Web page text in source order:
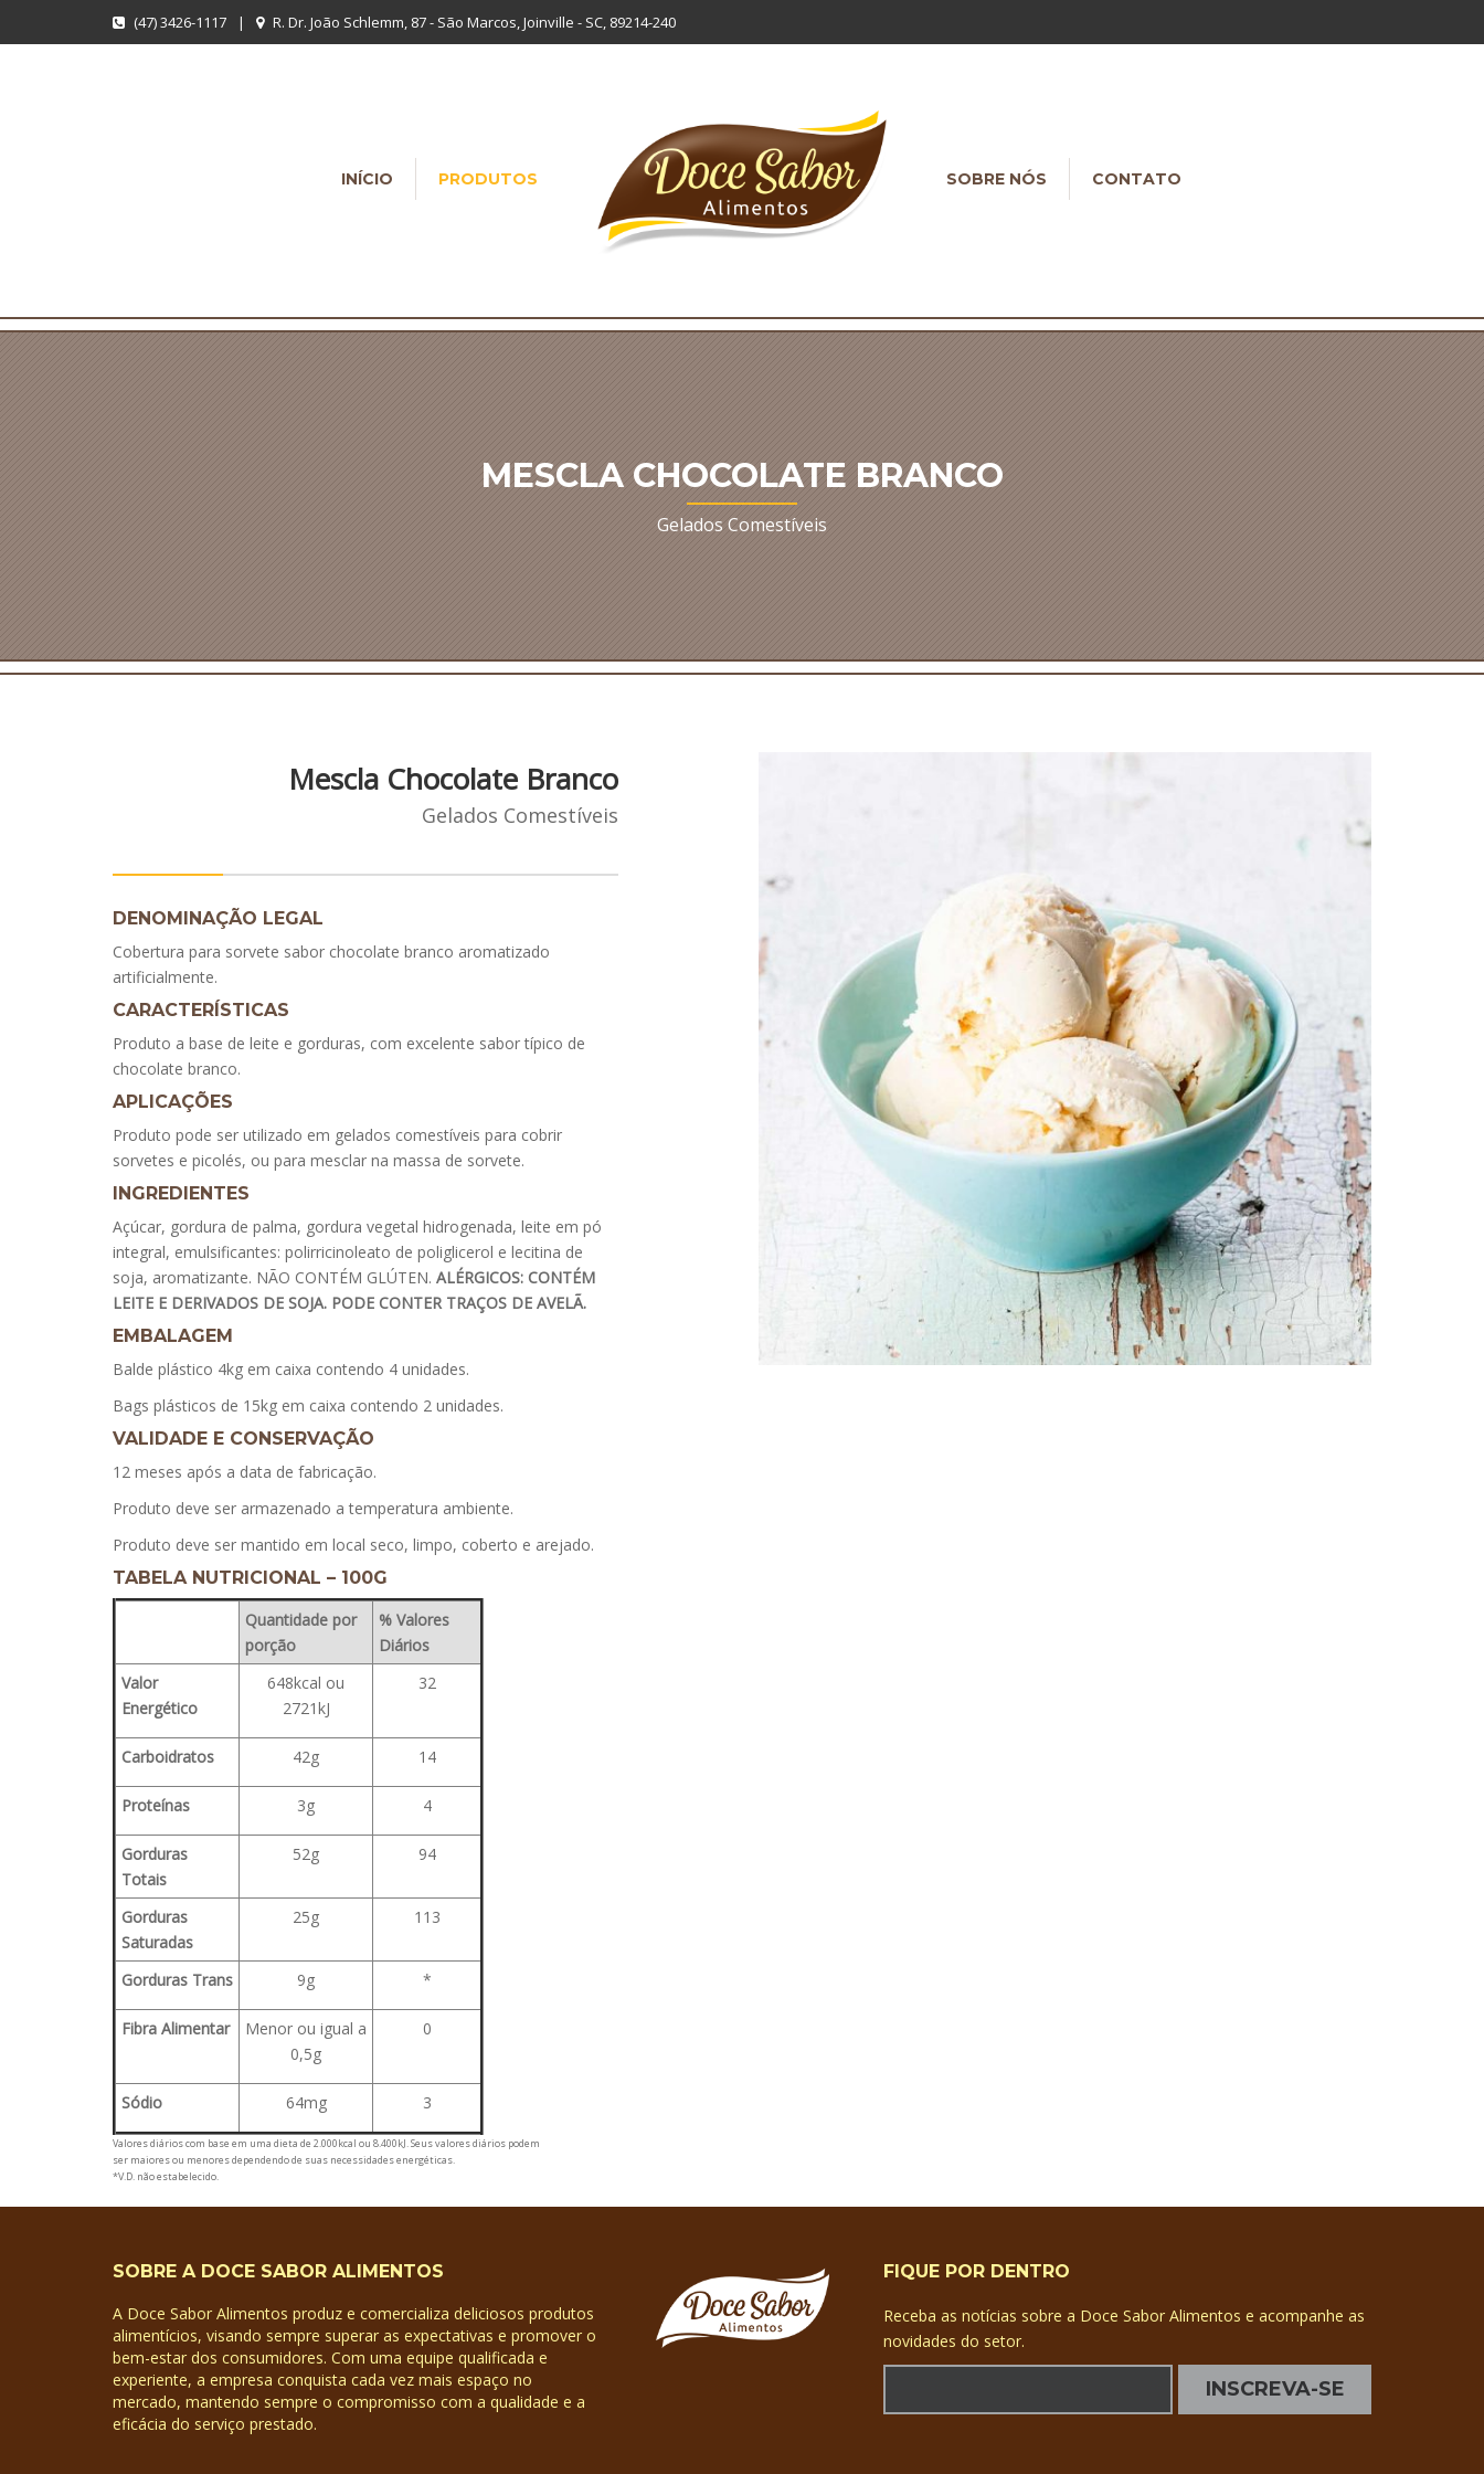
(47) 3426-1117 | R. Dr. João Schlemm, 87 - São Marcos, Joinville - SC, 89214-240
INÍCIO PRODUTOS SOBRE NÓS CONTATO
MESCLA CHOCOLATE BRANCO
Gelados Comestíveis
Mescla Chocolate Branco
Gelados Comestíveis
DENOMINAÇÃO LEGAL
Cobertura para sorvete sabor chocolate branco aromatizado
artificialmente.
CARACTERÍSTICAS
Produto a base de leite e gorduras, com excelente sabor típico de
chocolate branco.
APLICAÇÕES
Produto pode ser utilizado em gelados comestíveis para cobrir
sorvetes e picolés, ou para mesclar na massa de sorvete.
INGREDIENTES
Açúcar, gordura de palma, gordura vegetal hidrogenada, leite em pó
integral, emulsificantes: polirricinoleato de poliglicerol e lecitina de
soja, aromatizante. NÃO CONTÉM GLÚTEN. ALÉRGICOS: CONTÉM
LEITE E DERIVADOS DE SOJA. PODE CONTER TRAÇOS DE AVELÃ.
EMBALAGEM
Balde plástico 4kg em caixa contendo 4 unidades.
Bags plásticos de 15kg em caixa contendo 2 unidades.
VALIDADE E CONSERVAÇÃO
12 meses após a data de fabricação.
Produto deve ser armazenado a temperatura ambiente.
Produto deve ser mantido em local seco, limpo, coberto e arejado.
TABELA NUTRICIONAL – 100G
Quantidade por
porção
% Valores
Diários
Valor
Energético
648kcal ou
2721kJ
32
Carboidratos 42g 14
Proteínas 3g 4
Gorduras
Totais
52g 94
Gorduras
Saturadas
25g 113
Gorduras Trans 9g *
Fibra Alimentar
Menor ou igual a
0,5g
0
Sódio 64mg 3
Valores diários com base em uma dieta de 2.000kcal ou 8.400kJ. Seus valores diários podem
ser maiores ou menores dependendo de suas necessidades energéticas.
*V.D. não estabelecido.
SOBRE A DOCE SABOR ALIMENTOS
A Doce Sabor Alimentos produz e comercializa deliciosos produtos
alimentícios, visando sempre superar as expectativas e promover o
bem-estar dos consumidores. Com uma equipe qualificada e
experiente, a empresa conquista cada vez mais espaço no
mercado, mantendo sempre o compromisso com a qualidade e a
eficácia do serviço prestado.
FIQUE POR DENTRO
Receba as notícias sobre a Doce Sabor Alimentos e acompanhe as
novidades do setor.